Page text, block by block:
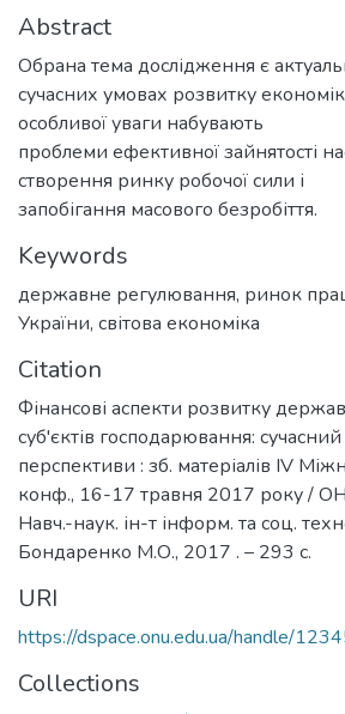
Abstract
Обрана тема дослідження є
сучасних умовах розвитку
особливої уваги набувають
проблеми ефективної зайнятості
створення ринку робочої сили і
запобігання масового безробіття.
Keywords
державне регулювання, ринок
України, світова економіка
Citation
Фінансові аспекти розвитку
суб'єктів господарювання: сучасний
перспективи : зб. матеріалів ІV
конф., 16-17 травня 2017 року /
Навч.-наук. ін-т інформ. та соц.
Бондаренко М.О., 2017 . – 293 с.
URI
https://dspace.onu.edu.ua/handle/
Collections